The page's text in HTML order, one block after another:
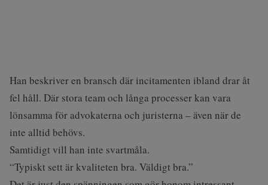
Han beskriver en bransch där incitamenten ibland drar åt
fel håll. Där stora team och långa processer kan vara
lönsamma för advokaterna och juristerna – även när de
inte alltid behövs.
Samtidigt vill han inte svartmåla.
“Typiskt sett är kvaliteten bra. Väldigt bra.”